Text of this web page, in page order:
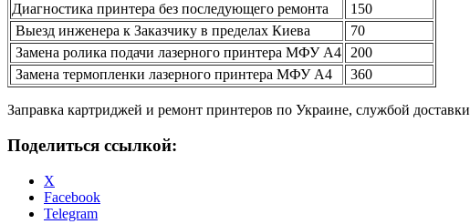
Диагностика принтера без последующего ремонта
150
Выезд инженера к Заказчику в пределах Киева
70
Замена ролика подачи лазерного принтера МФУ А4 200
Замена термопленки лазерного принтера МФУ А4
360
Заправка картриджей и ремонт принтеров по Украине, службой доставки
Поделиться ссылкой:
X
Facebook
Telegram